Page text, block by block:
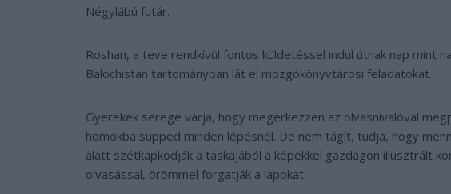
Négylábú futár.
Roshan, a teve rendkívül fontos küldetéssel indul útnak nap mint
Balochistan tartományban lát el mozgókönyvtárosi feladatokat.
Gyerekek serege várja, hogy megérkezzen az olvasnivalóval
homokba süpped minden lépésnél. De nem tágít, tudja, hogy
alatt szétkapkodják a táskájából a képekkel gazdagon illusztrált
olvasással, örömmel forgatják a lapokat.